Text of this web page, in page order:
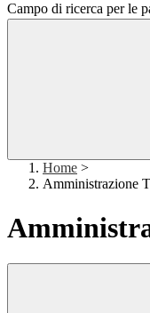
Campo di ricerca per le
Home >
Amministrazione